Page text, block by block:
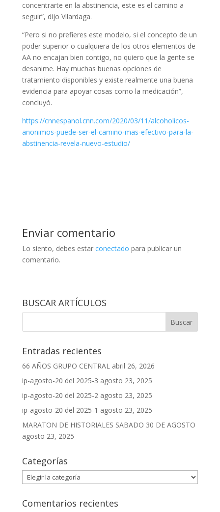
concentrarte en la abstinencia, este es el camino a
seguir”, dijo Vilardaga.
“Pero si no prefieres este modelo, si el concepto de un
poder superior o cualquiera de los otros elementos de
AA no encajan bien contigo, no quiero que la gente se
desanime. Hay muchas buenas opciones de
tratamiento disponibles y existe realmente una buena
evidencia para apoyar cosas como la medicación”,
concluyó.
https://cnnespanol.cnn.com/2020/03/11/alcoholicos-
anonimos-puede-ser-el-camino-mas-efectivo-para-la-
abstinencia-revela-nuevo-estudio/
Enviar comentario
Lo siento, debes estar conectado para publicar un
comentario.
BUSCAR ARTÍCULOS
Entradas recientes
66 AÑOS GRUPO CENTRAL abril 26, 2026
ip-agosto-20 del 2025-3 agosto 23, 2025
ip-agosto-20 del 2025-2 agosto 23, 2025
ip-agosto-20 del 2025-1 agosto 23, 2025
MARATON DE HISTORIALES SABADO 30 DE AGOSTO
agosto 23, 2025
Categorías
Categorías
Comentarios recientes